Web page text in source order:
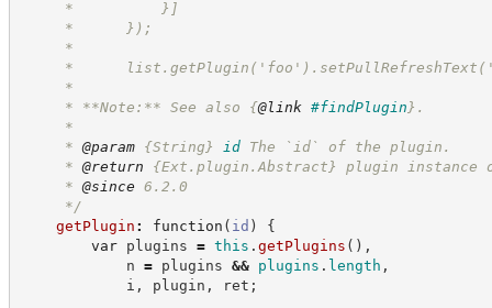
*          }]
*      });
*
*
*
* **Note:** See also {@link #findPlugin } .
*
* @param {String} id
The `id` of the plugin.
* @return {Ext.plugin.Abstract}
plugin instance
* @since 6.2.0
*/
getPlugin : function ( id )
{
var plugins = this . getPlugins ( ) ,
n = plugins && plugins . length ,
i , plugin , ret ;